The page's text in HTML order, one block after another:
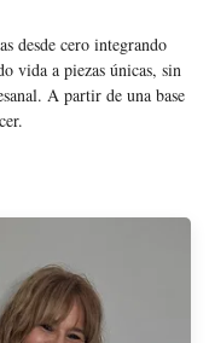
desde cero integrando
vida a piezas únicas, sin
A partir de una base